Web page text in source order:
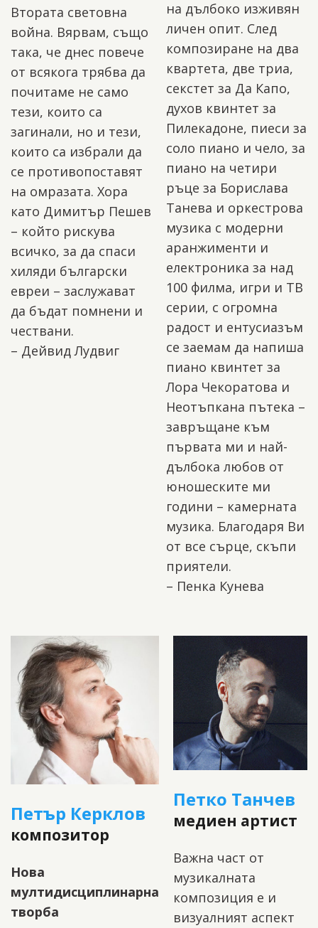
Втората световна
война. Вярвам, също
така, че днес повече
от всякога трябва да
почитаме не само
тези, които са
загинали, но и тези,
които са избрали да
се противопоставят
на омразата. Хора
като Димитър Пешев
– който рискува
всичко, за да спаси
хиляди български
евреи – заслужават
да бъдат помнени и
чествани.
– Дейвид Лудвиг
на дълбоко изживян
личен опит. След
композиране на два
квартета, две триа,
секстет за Да Капо,
духов квинтет за
Пилекадоне, пиеси за
соло пиано и чело, за
пиано на четири
ръце за Борислава
Танева и оркестрова
музика с модерни
аранжименти и
електроника за над
100 филма, игри и ТВ
серии, с огромна
радост и ентусиазъм
се заемам да напиша
пиано квинтет за
Лора Чекоратова и
Неотъпкана пътека –
завръщане към
първата ми и най-
дълбока любов от
юношеските ми
години – камерната
музика. Благодаря Ви
от все сърце, скъпи
приятели.
– Пенка Кунева
Петър Керклов
композитор
Нова
мултидисциплинарна
творба
Петко Танчев
медиен артист
Важна част от
музикалната
композиция е и
визуалният аспект